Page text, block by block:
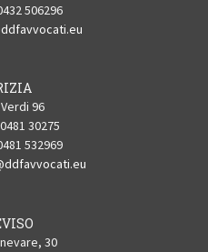
506296
96
30275
532969
30